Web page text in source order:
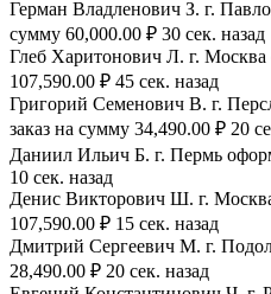
Герман Владленович З. г.
сумму 60,000.00 ₽ 30 сек. назад
Глеб Харитонович Л. г.
107,590.00 ₽ 45 сек. назад
Григорий Семенович В. г.
заказ на сумму 34,490.00 ₽ 20
Даниил Ильич Б. г. Пермь
10 сек. назад
Денис Викторович Ш. г.
107,590.00 ₽ 15 сек. назад
Дмитрий Сергеевич М. г.
28,490.00 ₽ 20 сек. назад